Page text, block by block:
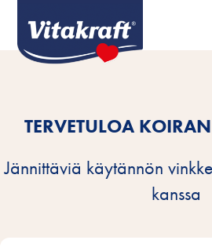
TERVETULOA
Jännittäviä käytännön
kanssa